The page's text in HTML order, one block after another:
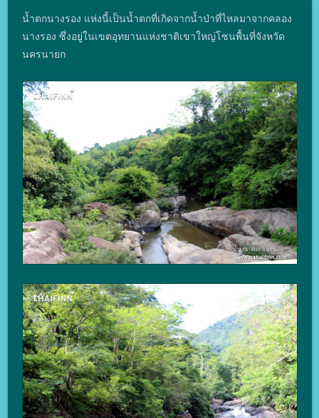
น้ำตกนางรอง แห่งนี้เป็นน้ำตกที่เกิดจากน้ำป่าที่ไหลมาจากคลอง
นางรอง ซึ่งอยู่ในเขตอุทยานแห่งชาติเขาใหญ่โซนพื้นที่จังหวัด
นครนายก